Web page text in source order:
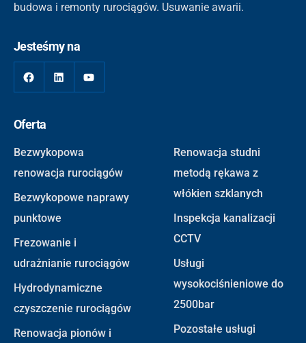
budowa i remonty rurociągów. Usuwanie awarii.
Jesteśmy na
Oferta
Bezwykopowa
renowacja rurociągów
Bezwykopowe naprawy
punktowe
Frezowanie i
udrażnianie rurociągów
Hydrodynamiczne
czyszczenie rurociągów
Renowacja pionów i
Renowacja studni
metodą rękawa z
włókien szklanych
Inspekcja kanalizacji
CCTV
Usługi
wysokociśnieniowe do
2500bar
Pozostałe usługi